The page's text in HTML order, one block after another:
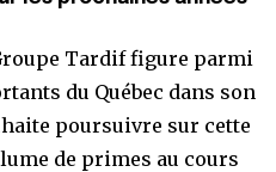
Tardif figure parmi
du Québec dans son
poursuivre sur cette
de primes au cours